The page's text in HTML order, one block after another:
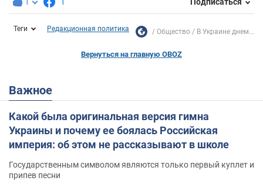
Подписаться
Теги Редакционная политика Общество В Украине днем...
Вернуться на главную OBOZ
Важное
Какой была оригинальная версия гимна
Украины и почему ее боялась Российская
империя: об этом не рассказывают в школе
Государственным символом являются только первый куплет и
припев песни